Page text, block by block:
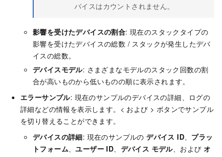
バイスはカウントされません。
影響を受けたデバイスの割合: 現在のスタックタイプの
影響を受けたデバイスの総数 / スタックが発生したデバ
イスの総数。
デバイスモデル: さまざまなモデルのスタック回数の割
合が高いものから低いものの順に表示されます。
エラーサンプル: 現在のサンプルのデバイスの詳細、ログの
詳細などの情報を表示します。< および > ボタンでサンプル
を切り替えることができます。
デバイスの詳細: 現在のサンプルのデバイス ID、 プラッ
トフォーム、ユーザー ID、 デバイス モデル、および オ